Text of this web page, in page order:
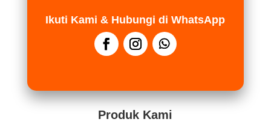
Ikuti Kami & Hubungi di WhatsApp
Produk Kami